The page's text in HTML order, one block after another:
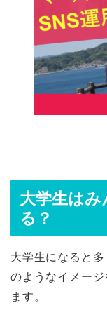
大学生は
る？
大学生になると
のようなイメー
ます。